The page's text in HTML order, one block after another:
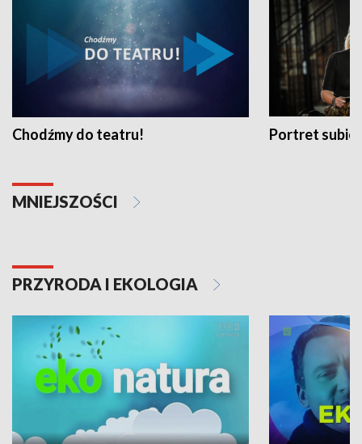
Chodźmy do teatru! Portret
MNIEJSZOŚCI
PRZYRODA I EKOLOGIA